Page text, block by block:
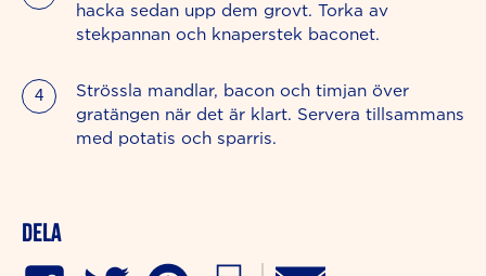
hacka sedan upp dem grovt. Torka av
stekpannan och knaperstek baconet.
Strössla mandlar, bacon och timjan över
gratängen när det är klart. Servera tillsammans
med potatis och sparris.
Dela